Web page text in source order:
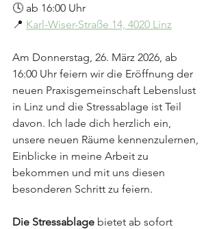
🕓 ab 16:00 Uhr
📍 Karl-Wiser-Straße 14, 4020 Linz
Am Donnerstag, 26. März 2026, ab
16:00 Uhr feiern wir die Eröffnung der
neuen Praxisgemeinschaft Lebenslust
in Linz und die Stressablage ist Teil
davon. Ich lade dich herzlich ein,
unsere neuen Räume kennenzulernen,
Einblicke in meine Arbeit zu
bekommen und mit uns diesen
besonderen Schritt zu feiern.
Die Stressablage bietet ab sofort